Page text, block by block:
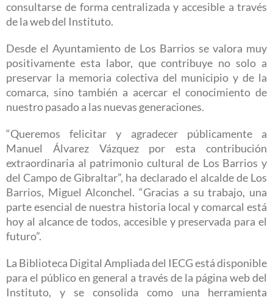
consultarse de forma centralizada y accesible a través
de la web del Instituto.
Desde el Ayuntamiento de Los Barrios se valora muy
positivamente esta labor, que contribuye no solo a
preservar la memoria colectiva del municipio y de la
comarca, sino también a acercar el conocimiento de
nuestro pasado a las nuevas generaciones.
“Queremos felicitar y agradecer públicamente a
Manuel Álvarez Vázquez por esta contribución
extraordinaria al patrimonio cultural de Los Barrios y
del Campo de Gibraltar”, ha declarado el alcalde de Los
Barrios, Miguel Alconchel. “Gracias a su trabajo, una
parte esencial de nuestra historia local y comarcal está
hoy al alcance de todos, accesible y preservada para el
futuro”.
La Biblioteca Digital Ampliada del IECG está disponible
para el público en general a través de la página web del
Instituto, y se consolida como una herramienta